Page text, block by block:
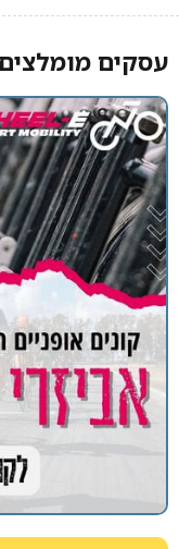
עסקים